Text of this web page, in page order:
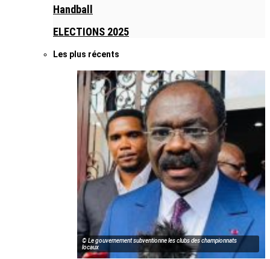
Handball
ELECTIONS 2025
Les plus récents
© Le gouvernement subventionne les clubs des championnats
locaux